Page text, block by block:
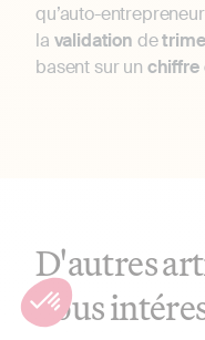
qu’auto-
la validation de
basent sur un chiffre
D'autres
vous